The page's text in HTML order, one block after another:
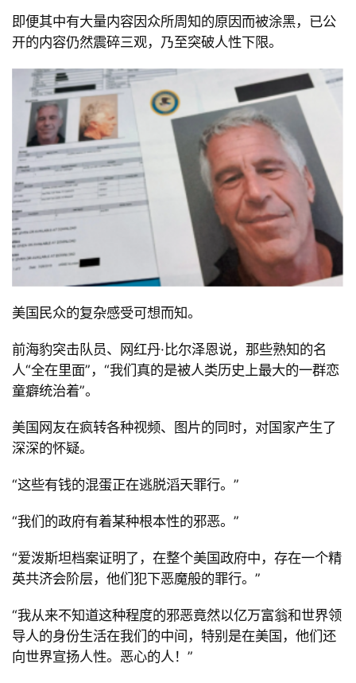
即便其中有大量内容因众所周知的原因而被涂黑，已公
开的内容仍然震碎三观，乃至突破人性下限。
美国民众的复杂感受可想而知。
前海豹突击队员、网红丹·比尔泽恩说，那些熟知的名
人“全在里面”， “我们真的是被人类历史上最大的一群恋
童癖统治着”。
美国网友在疯转各种视频、图片的同时，对国家产生了
深深的怀疑。
“这些有钱的混蛋正在逃脱滔天罪行。 ”
“我们的政府有着某种根本性的邪恶。 ”
“爱泼斯坦档案证明了，在整个美国政府中，存在一个精
英共济会阶层，他们犯下恶魔般的罪行。 ”
“我从来不知道这种程度的邪恶竟然以亿万富翁和世界领
导人的身份生活在我们的中间，特别是在美国，他们还
向世界宣扬人性。恶心的人！ ”